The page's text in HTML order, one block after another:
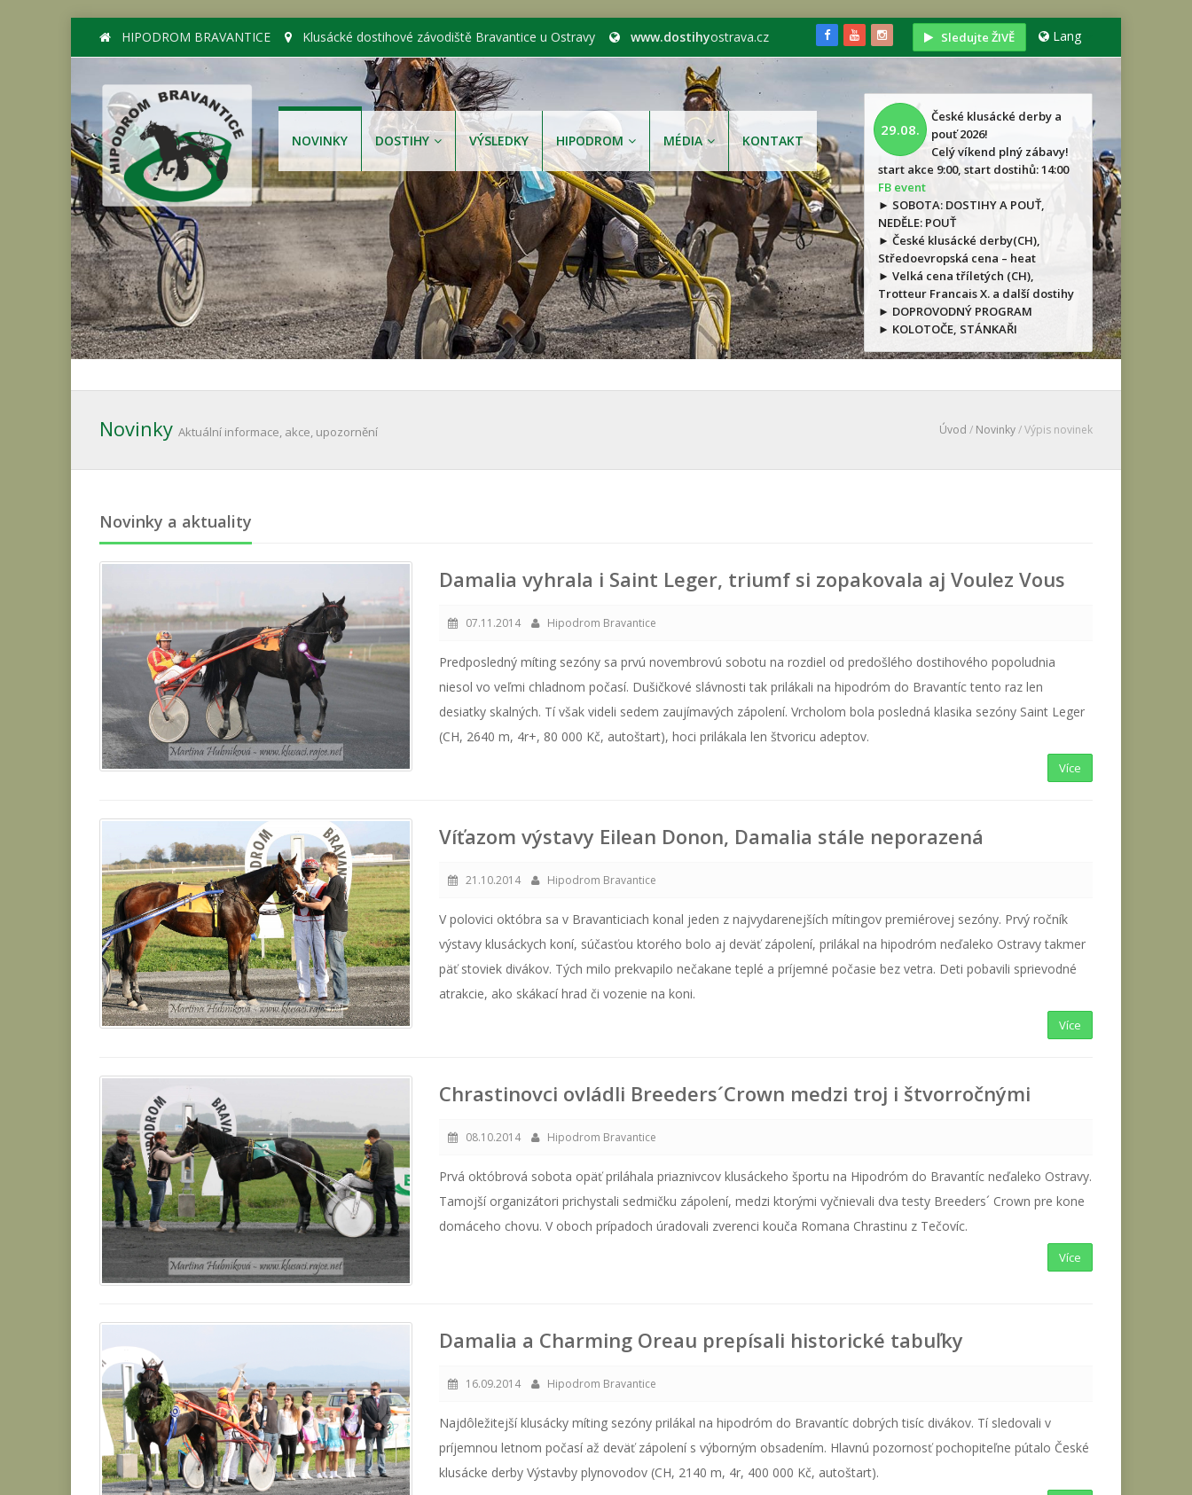
HIPODROM BRAVANTICE Klusácké dostihové závodiště Bravantice u Ostravy www.dostihyostrava.cz Sledujte ŽIVĚ Lang
NOVINKY DOSTIHY VÝSLEDKY HIPODROM MÉDIA KONTAKT
29.08.
České klusácké derby a
pouť 2026!
Celý víkend plný zábavy!
start akce 9:00, start dostihů: 14:00
FB event
► SOBOTA: DOSTIHY A POUŤ,
NEDĚLE: POUŤ
► České klusácké derby(CH),
Středoevropská cena – heat
► Velká cena tříletých (CH),
Trotteur Francais X. a další dostihy
► DOPROVODNÝ PROGRAM
► KOLOTOČE, STÁNKAŘI
Novinky Aktuální informace, akce, upozornění Úvod / Novinky/ Výpis novinek
Novinky a aktuality
Damalia vyhrala i Saint Leger, triumf si zopakovala aj Voulez Vous
07.11.2014 Hipodrom Bravantice
Predposledný míting sezóny sa prvú novembrovú sobotu na rozdiel od predošlého dostihového popoludnia
niesol vo veľmi chladnom počasí. Dušičkové slávnosti tak prilákali na hipodróm do Bravantíc tento raz len
desiatky skalných. Tí však videli sedem zaujímavých zápolení. Vrcholom bola posledná klasika sezóny Saint Leger
(CH, 2640 m, 4r+, 80 000 Kč, autoštart), hoci prilákala len štvoricu adeptov.
Více
Víťazom výstavy Eilean Donon, Damalia stále neporazená
21.10.2014 Hipodrom Bravantice
V polovici októbra sa v Bravanticiach konal jeden z najvydarenejších mítingov premiérovej sezóny. Prvý ročník
výstavy klusáckych koní, súčasťou ktorého bolo aj deväť zápolení, prilákal na hipodróm neďaleko Ostravy takmer
päť stoviek divákov. Tých milo prekvapilo nečakane teplé a príjemné počasie bez vetra. Deti pobavili sprievodné
atrakcie, ako skákací hrad či vozenie na koni.
Více
Chrastinovci ovládli Breeders´Crown medzi troj i štvorročnými
08.10.2014 Hipodrom Bravantice
Prvá októbrová sobota opäť priláhala priaznivcov klusáckeho športu na Hipodróm do Bravantíc neďaleko Ostravy.
Tamojší organizátori prichystali sedmičku zápolení, medzi ktorými vyčnievali dva testy Breeders´ Crown pre kone
domáceho chovu. V oboch prípadoch úradovali zverenci kouča Romana Chrastinu z Tečovíc.
Více
Damalia a Charming Oreau prepísali historické tabuľky
16.09.2014 Hipodrom Bravantice
Najdôležitejší klusácky míting sezóny prilákal na hipodróm do Bravantíc dobrých tisíc divákov. Tí sledovali v
príjemnou letnom počasí až deväť zápolení s výborným obsadením. Hlavnú pozornosť pochopiteľne pútalo České
klusácke derby Výstavby plynovodov (CH, 2140 m, 4r, 400 000 Kč, autoštart).